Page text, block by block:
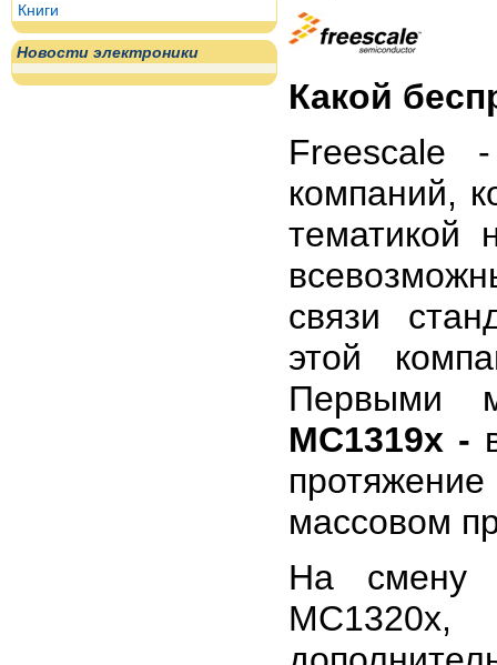
Книги
Новости электроники
Какой
Freescale
компаний,
тематикой
связи
этой
Первыми
MC1319x -
массовом
На смену